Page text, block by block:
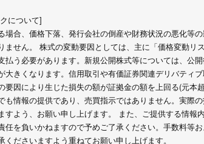
について]
場合、価格下落、発行会社の倒産や財務状況の悪化等
ません。 株式の変動要因としては、主に「価格変動
払う必要があります。新規公開株式等については、公
大きくなります。信用取引や有価証券関連デリバティ
要因により生じた損失の額が証拠金の額を上回る(元
も情報の提供であり、売買指示ではありません。実
すよう、お願い申し上げます。 また、ご提供する情
任を負いかねますので予めご了承ください。手数料等
くださいますよう重ねてお願い申し上げます。